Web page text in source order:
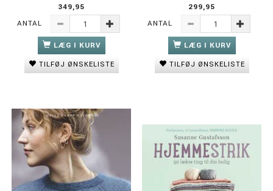
349,95
ANTAL
LÆG I KURV
TILFØJ ØNSKELISTE
299,95
ANTAL
LÆG I KURV
TILFØJ ØNSKELISTE